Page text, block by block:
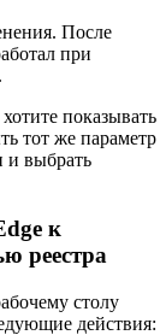
После
при
показывать
тот же параметр
и выбрать
к
реестра
столу
действия: